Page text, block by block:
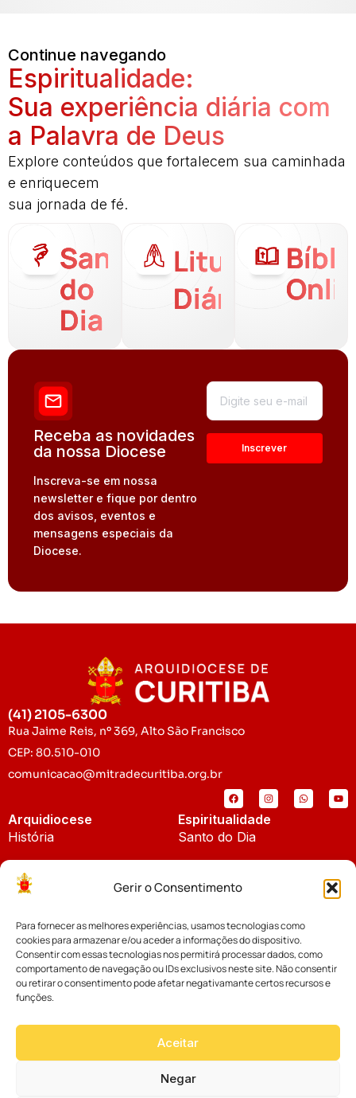
Gerir o Consentimento
Para fornecer as melhores experiências, usamos tecnologias como
cookies para armazenar e/ou aceder a informações do dispositivo.
Consentir com essas tecnologias nos permitirá processar dados, como
comportamento de navegação ou IDs exclusivos neste site. Não consentir
ou retirar o consentimento pode afetar negativamante certos recursos e
funções.
Aceitar
Negar
Continue navegando
Espiritualidade:
Sua experiência diária com
a Palavra de Deus
Explore conteúdos que fortalecem sua caminhada
e enriquecem
sua jornada de fé.
Santo
do
Dia
Liturgia
Diária
Receba as novidades
da nossa Diocese
Inscreva-se em nossa
newsletter e fique por dentro
dos avisos, eventos e
mensagens especiais da
Diocese.
(41) 2105-6300
Rua Jaime Reis, nº 369, Alto São Francisco
CEP: 80.510-010
comunicacao@mitradecuritiba.org.br
Arquidiocese
História
Padroeira
Espiritualidade
Santo do Dia
Notícias
Notícias da Arquidiocese
Notícias Cáritas
Palavra dos Bispos
Cúria Diocesana
Fundo Diocesano
Vicariatos da Educação
Eventos